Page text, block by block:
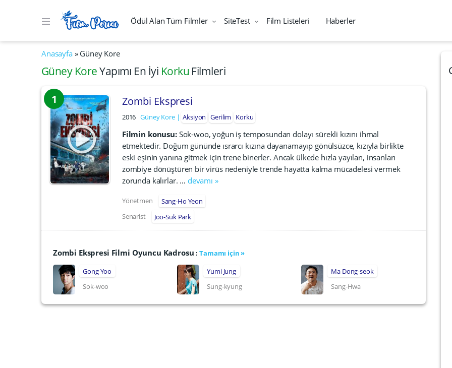
Ödül Alan Tüm Filmler SiteTest Film Listeleri Haberler
Anasayfa» Güney Kore
Güney KoreYapımı En İyi Korku Filmleri
1 Zombi Ekspresi
2016 Güney Kore Aksiyon Gerilim Korku
Filmin konusu: Sok-woo, yoğun iş temposundan dolayı sürekli kızını ihmal
etmektedir. Doğum gününde ısrarcı kızına dayanamayıp gönülsüzce, kızıyla birlikte
eski eşinin yanına gitmek için trene binerler. Ancak ülkede hızla yayılan, insanları
zombiye dönüştüren bir virüs nedeniyle trende hayatta kalma mücadelesi vermek
zorunda kalırlar. … devamı »
Yönetmen
Sang-Ho Yeon
Senarist
Joo-Suk Park
Zombi Ekspresi Filmi Oyuncu Kadrosu:Tamamı için »
Gong Yoo
Sok-woo
Yumi Jung
Sung-kyung
Ma Dong-seok
Sang-Hwa